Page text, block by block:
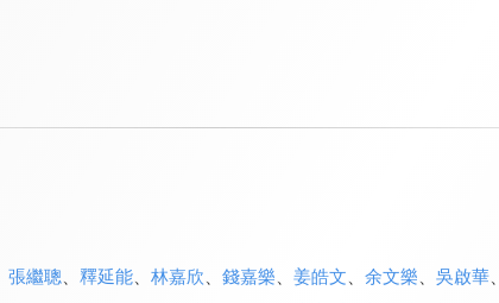
張繼聰 釋延能、 林嘉欣 錢嘉樂 姜皓文 余文樂 吳啟華、